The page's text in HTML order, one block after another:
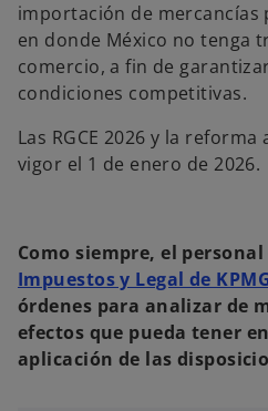
importación de mercancías
en donde México no tenga
comercio, a fin de
condiciones competitivas.
Las RGCE 2026 y la
vigor el 1 de enero de 2026.
Como siempre, el
Impuestos y Legal de
órdenes para analizar de
efectos que pueda tener
aplicación de las